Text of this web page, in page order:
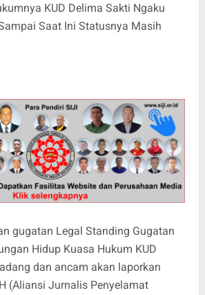
KUD Delima Sakti Ngaku
Saat Ini Statusnya Masih
gugatan Legal Standing Gugatan
Hidup Kuasa Hukum KUD
dan ancam akan laporkan
(Aliansi Jurnalis Penyelamat